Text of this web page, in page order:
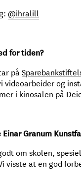
@ihralill
for tiden?
på
videoarbeider og
i kinosalen på
Granum
om skolen,
visste at en god